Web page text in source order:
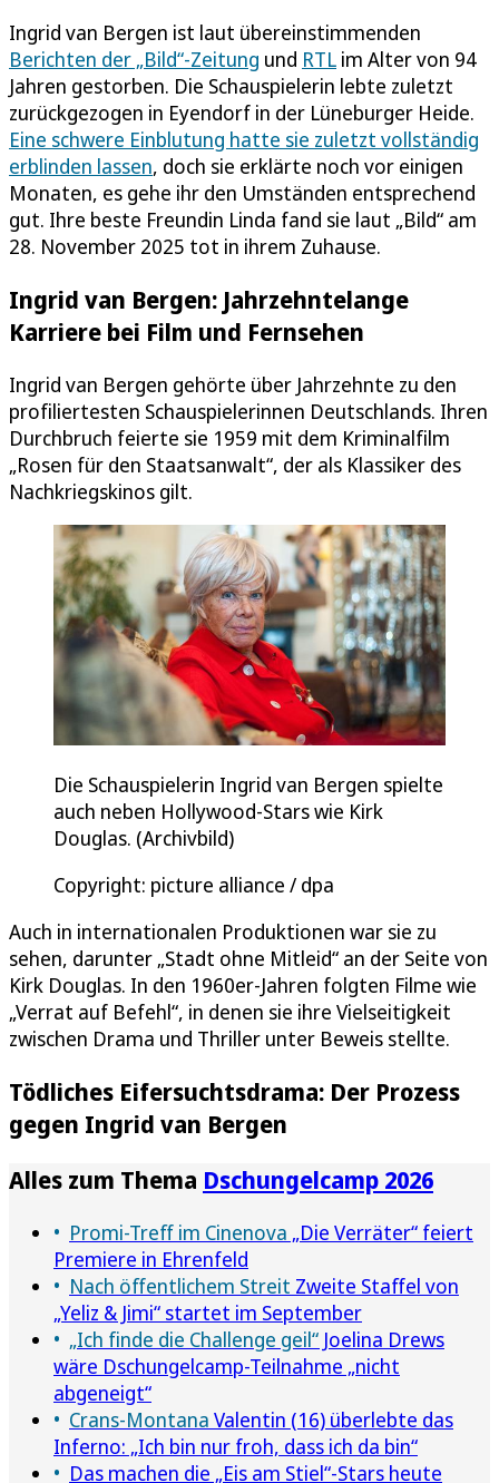
Ingrid van Bergen ist laut übereinstimmenden
Berichten der „Bild“-Zeitung und RTL im Alter von 94
Jahren gestorben. Die Schauspielerin lebte zuletzt
zurückgezogen in Eyendorf in der Lüneburger Heide.
Eine schwere Einblutung hatte sie zuletzt vollständig
erblinden lassen, doch sie erklärte noch vor einigen
Monaten, es gehe ihr den Umständen entsprechend
gut. Ihre beste Freundin Linda fand sie laut „Bild“ am
28. November 2025 tot in ihrem Zuhause.
Ingrid van Bergen: Jahrzehntelange
Karriere bei Film und Fernsehen
Ingrid van Bergen gehörte über Jahrzehnte zu den
profiliertesten Schauspielerinnen Deutschlands. Ihren
Durchbruch feierte sie 1959 mit dem Kriminalfilm
„Rosen für den Staatsanwalt“, der als Klassiker des
Nachkriegskinos gilt.
Die Schauspielerin Ingrid van Bergen spielte
auch neben Hollywood-Stars wie Kirk
Douglas. (Archivbild)
Copyright: picture alliance / dpa
Auch in internationalen Produktionen war sie zu
sehen, darunter „Stadt ohne Mitleid“ an der Seite von
Kirk Douglas. In den 1960er-Jahren folgten Filme wie
„Verrat auf Befehl“, in denen sie ihre Vielseitigkeit
zwischen Drama und Thriller unter Beweis stellte.
Tödliches Eifersuchtsdrama: Der Prozess
gegen Ingrid van Bergen
Alles zum Thema Dschungelcamp 2026
Promi-Treff im Cinenova „Die Verräter“ feiert
Premiere in Ehrenfeld
Nach öffentlichem Streit Zweite Staffel von
„Yeliz & Jimi“ startet im September
„Ich finde die Challenge geil“ Joelina Drews
wäre Dschungelcamp-Teilnahme „nicht
abgeneigt“
Crans-Montana Valentin (16) überlebte das
Inferno: „Ich bin nur froh, dass ich da bin“
Das machen die „Eis am Stiel“-Stars heute